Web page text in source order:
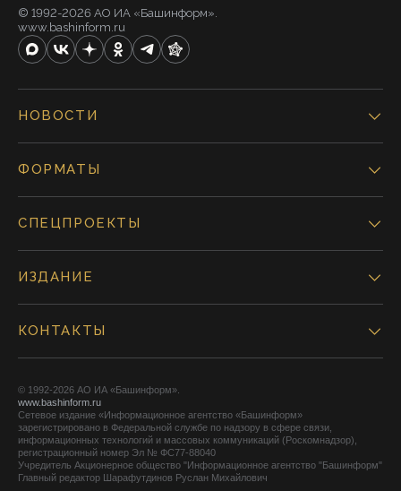
© 1992-2026 АО ИА «Башинформ».
www.bashinform.ru
НОВОСТИ
ФОРМАТЫ
СПЕЦПРОЕКТЫ
ИЗДАНИЕ
КОНТАКТЫ
© 1992-2026 АО ИА «Башинформ».
www.bashinform.ru
Сетевое издание «Информационное агентство «Башинформ»
зарегистрировано в Федеральной службе по надзору в сфере связи,
информационных технологий и массовых коммуникаций (Роскомнадзор),
регистрационный номер Эл № ФС77-88040
Учредитель Акционерное общество "Информационное агентство "Башинформ"
Главный редактор Шарафутдинов Руслан Михайлович